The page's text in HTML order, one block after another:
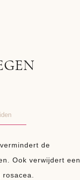
de
Ook verwijdert een